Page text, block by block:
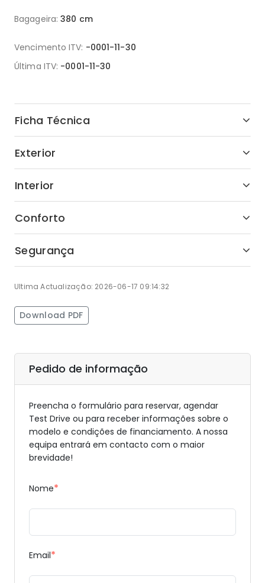
Bagageira: 380 cm
Vencimento ITV: -0001-11-30
Última ITV: -0001-11-30
Ficha Técnica
Exterior
Interior
Conforto
Segurança
Ultima Actualização: 2026-06-17 09:14:32
Download PDF
Pedido de informação
Preencha o formulário para reservar, agendar
Test Drive ou para receber informações sobre o
modelo e condições de financiamento. A nossa
equipa entrará em contacto com o maior
brevidade!
Nome*
Email*